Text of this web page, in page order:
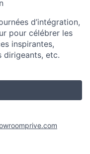
d’intégration,
pour célébrer les
inspirantes,
dirigeants, etc.